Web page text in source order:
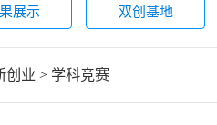
展示 双创基地
创业 > 学科竞赛